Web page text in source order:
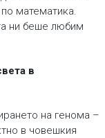
математика.
ни беше любим
в
на генома –
в човешкия